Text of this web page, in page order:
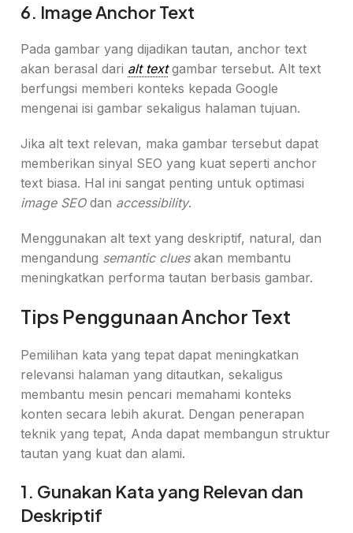
6. Image Anchor Text
Pada gambar yang dijadikan tautan, anchor text
akan berasal dari alt textgambar tersebut. Alt text
berfungsi memberi konteks kepada Google
mengenai isi gambar sekaligus halaman tujuan.
Jika alt text relevan, maka gambar tersebut dapat
memberikan sinyal SEO yang kuat seperti anchor
text biasa. Hal ini sangat penting untuk optimasi
image SEOdan accessibility.
Menggunakan alt text yang deskriptif, natural, dan
mengandung semantic cluesakan membantu
meningkatkan performa tautan berbasis gambar.
Tips Penggunaan Anchor Text
Pemilihan kata yang tepat dapat meningkatkan
relevansi halaman yang ditautkan, sekaligus
membantu mesin pencari memahami konteks
konten secara lebih akurat. Dengan penerapan
teknik yang tepat, Anda dapat membangun struktur
tautan yang kuat dan alami.
1. Gunakan Kata yang Relevan dan
Deskriptif